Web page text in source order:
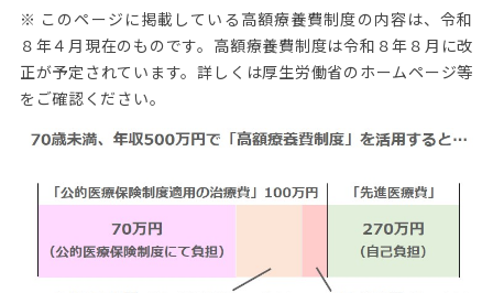
※ このページに掲載している高額療養費制度の内容は、令和
８年４月現在のものです。高額療養費制度は令和８年８月に改
正が予定されています。詳しくは厚生労働省のホームページ等
をご確認ください。